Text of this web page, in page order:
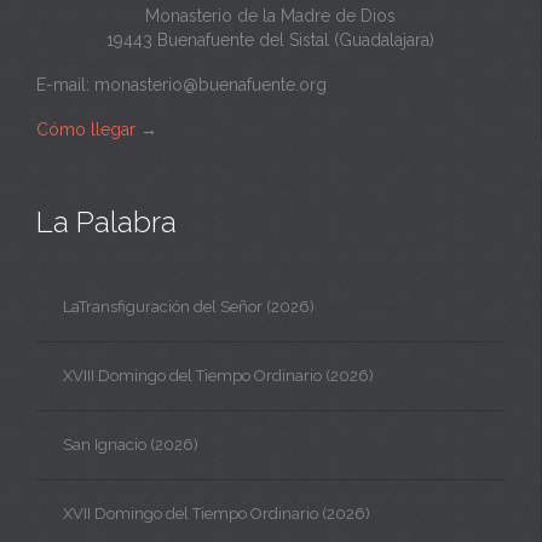
Monasterio de la Madre de Dios
19443 Buenafuente del Sistal (Guadalajara)
E-mail: monasterio@buenafuente.org
Cómo llegar →
La Palabra
LaTransfiguración del Señor (2026)
XVIII Domingo del Tiempo Ordinario (2026)
San Ignacio (2026)
XVII Domingo del Tiempo Ordinario (2026)